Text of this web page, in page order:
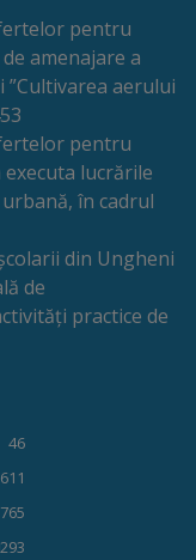
pentru
amenajare a
aerului
pentru
lucrările
în cadrul
din Ungheni
de
practice de
46